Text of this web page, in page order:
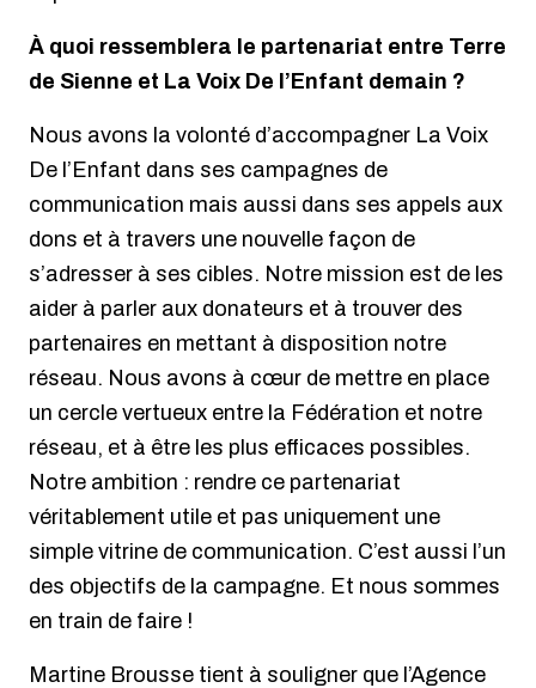
À quoi ressemblera le partenariat entre Terre
de Sienne et La Voix De l’Enfant demain ?
Nous avons la volonté d’accompagner La Voix
De l’Enfant dans ses campagnes de
communication mais aussi dans ses appels aux
dons et à travers une nouvelle façon de
s’adresser à ses cibles. Notre mission est de les
aider à parler aux donateurs et à trouver des
partenaires en mettant à disposition notre
réseau. Nous avons à cœur de mettre en place
un cercle vertueux entre la Fédération et notre
réseau, et à être les plus efficaces possibles.
Notre ambition : rendre ce partenariat
véritablement utile et pas uniquement une
simple vitrine de communication. C’est aussi l’un
des objectifs de la campagne. Et nous sommes
en train de faire !
Martine Brousse tient à souligner que l’Agence